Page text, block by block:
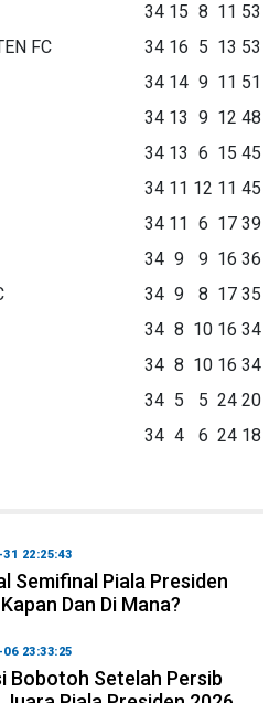
34 15 8 11 53
FC 34 16 5 13 53
34 14 9 11 51
34 13 9 12 48
34 13 6 15 45
34 11 12 11 45
34 11 6 17 39
34 9 9 16 36
34 9 8 17 35
34 8 10 16 34
34 8 10 16 34
34 5 5 24 20
34 4 6 24 18
22:25:43
Semifinal Piala Presiden
Dan Di Mana?
23:33:25
Bobotoh Setelah Persib